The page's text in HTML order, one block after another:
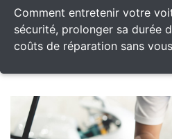
Comment entretenir votre
sécurité, prolonger sa durée
coûts de réparation sans